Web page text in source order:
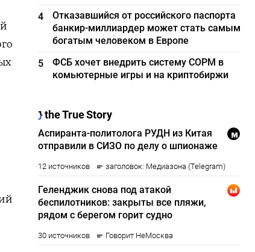
4
Отказавшийся от российского паспорта
банкир-миллиардер может стать самым
богатым человеком в Европе
5
ФСБ хочет внедрить систему СОРМ в
комьютерные игры и на криптобиржи